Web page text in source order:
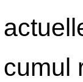
cumul